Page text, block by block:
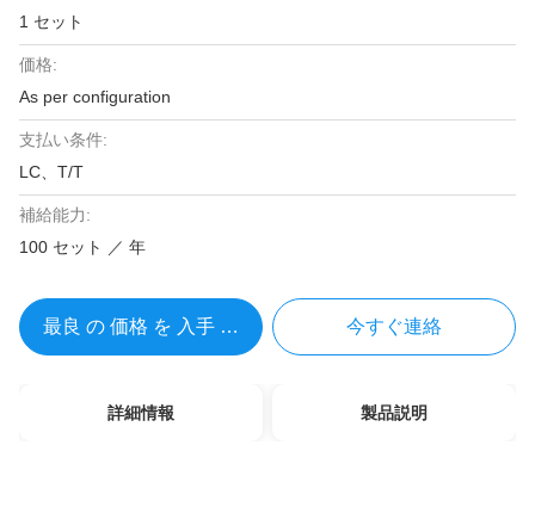
1 セット
価格:
As per configuration
支払い条件:
LC、T/T
補給能力:
100 セット ／ 年
最良 の 価格 を 入手 する 今すぐ連絡
詳細情報 製品説明